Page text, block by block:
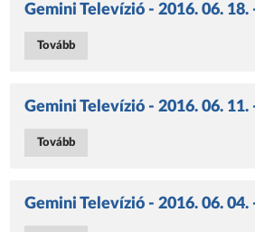
Gemini Televízió - 2016. 06. 18.
Tovább
Gemini Televízió - 2016. 06. 11.
Tovább
Gemini Televízió - 2016. 06. 04.